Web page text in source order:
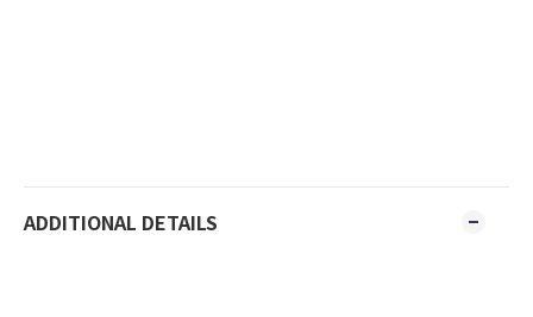
ADDITIONAL DETAILS